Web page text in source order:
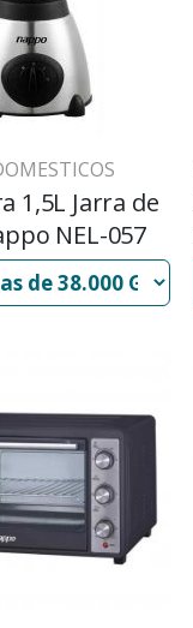
1,5L Jarra de
NEL-057